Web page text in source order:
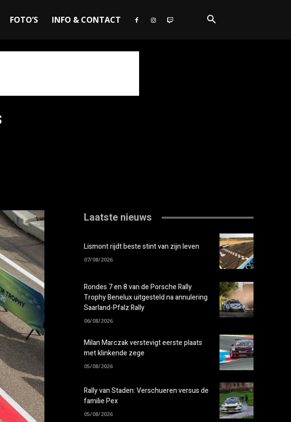
FOTO’S INFO & CONTACT
Laatste nieuws
Lismont rijdt beste stint van zijn leven
07/08/2026
Rondes 7 en 8 van de Porsche Rally
Trophy Benelux uitgesteld na annulering
Saarland-Pfalz Rally
06/08/2026
Milan Marczak verstevigt eerste plaats
met klinkende zege
05/08/2026
Rally van Staden: Verschueren versus de
familie Pex
05/08/2026